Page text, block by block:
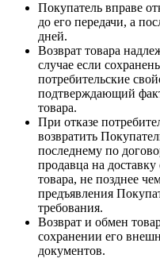
Покупатель вправе
до его передачи, а
дней.
Возврат товара
случае если
потребительские
подтверждающий
товара.
При отказе
возвратить
последнему по
продавца на
товара, не позднее
предъявления
требования.
Возврат и обмен
сохранении его
документов.